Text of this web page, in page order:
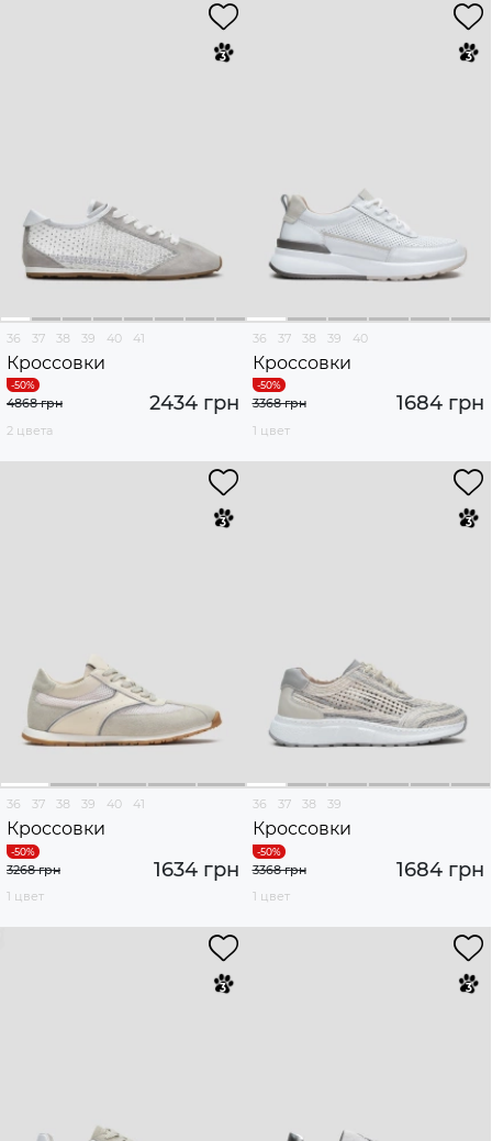
36 37 38 39 40 41
Кроссовки
2434 грн
4868 грн
2 цвета
36 37 38 39 40
Кроссовки
1684 грн
3368 грн
1 цвет
36 37 38 39 40 41
Кроссовки
1634 грн
3268 грн
1 цвет
36 37 38 39
Кроссовки
1684 грн
3368 грн
1 цвет